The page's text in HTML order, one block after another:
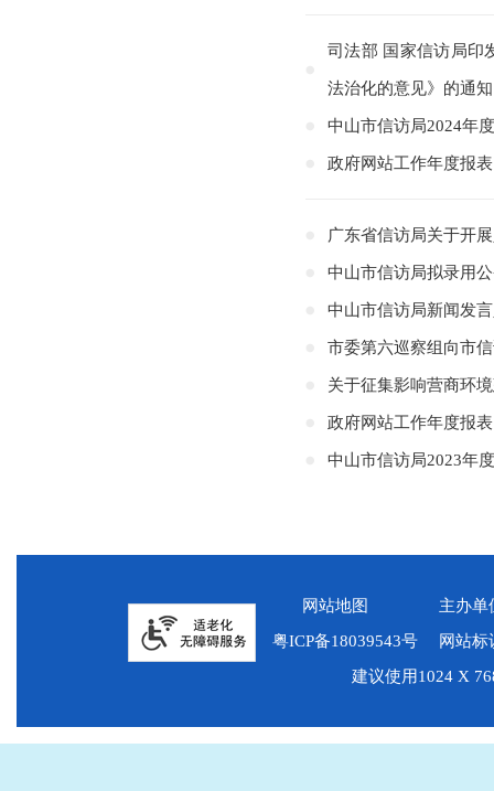
司法部 国家信访局印
法治化的意见》的通知
中山市信访局2024年
政府网站工作年度报
广东省信访局关于开
中山市信访局拟录用
中山市信访局新闻发
市委第六巡察组向市
关于征集影响营商环
政府网站工作年度报
中山市信访局2023年
网站地图
主办单
粤ICP备18039543号
网站标
建议使用1024 X